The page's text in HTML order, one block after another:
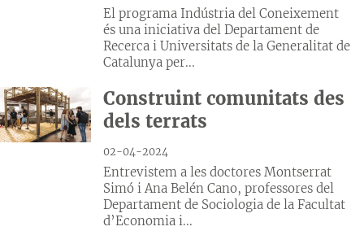
El programa Indústria del Coneixement
és una iniciativa del Departament de
Recerca i Universitats de la Generalitat de
Catalunya per...
Construint comunitats des
dels terrats
02-04-2024
Entrevistem a les doctores Montserrat
Simó i Ana Belén Cano, professores del
Departament de Sociologia de la Facultat
d’Economia i...